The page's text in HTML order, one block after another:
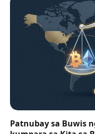
Patnubay sa Buwis